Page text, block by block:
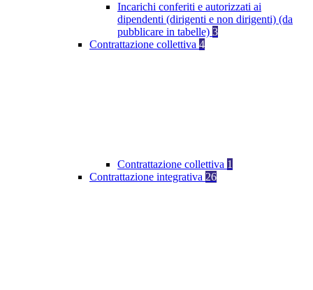
Incarichi conferiti e autorizzati ai
dipendenti (dirigenti e non dirigenti) (da
pubblicare in tabelle) 3
Contrattazione collettiva 4
Contrattazione collettiva 1
Contrattazione integrativa 26